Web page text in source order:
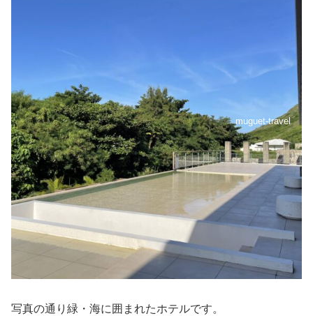
muguet-travel
写真の通り緑・海に囲まれたホテルです。